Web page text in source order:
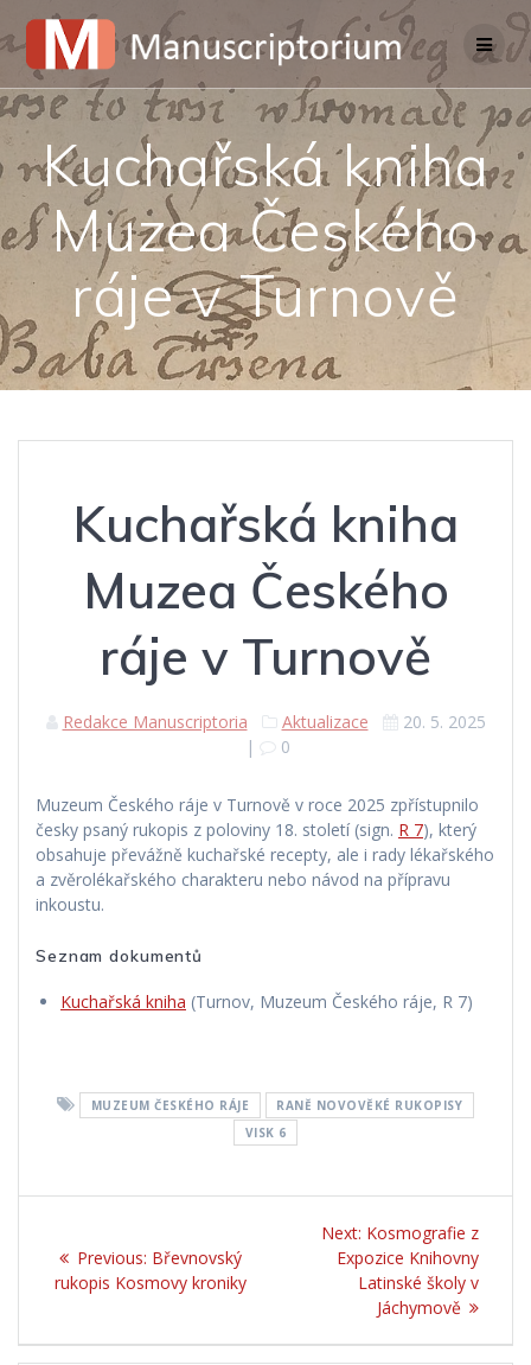
to
content
Kuchařská kniha
Muzea Českého
ráje v Turnově
Kuchařská kniha
Muzea Českého
ráje v Turnově
Redakce Manuscriptoria Aktualizace
20. 5. 2025
|
0
Muzeum Českého ráje v Turnově v roce 2025 zpřístupnilo
česky psaný rukopis z poloviny 18. století (sign. R 7), který
obsahuje převážně kuchařské recepty, ale i rady lékařského
a zvěrolékařského charakteru nebo návod na přípravu
inkoustu.
Seznam dokumentů
Kuchařská kniha (Turnov, Muzeum Českého ráje, R 7)
MUZEUM ČESKÉHO RÁJE
RANĚ NOVOVĚKÉ RUKOPISY
VISK 6
proPrevious: Previous
post:
Břevnovský
rukopis Kosmovy kroniky
Next: Next
post:
Kosmografie z
Expozice Knihovny
Latinské školy v
Jáchymově